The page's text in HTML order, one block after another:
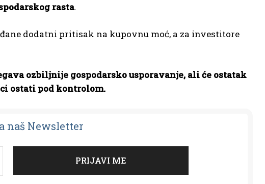
rasta.
dodatni pritisak na kupovnu moć, a za investitore
ozbiljnije gospodarsko usporavanje, ali će ostatak
ostati pod kontrolom.
naš Newsletter